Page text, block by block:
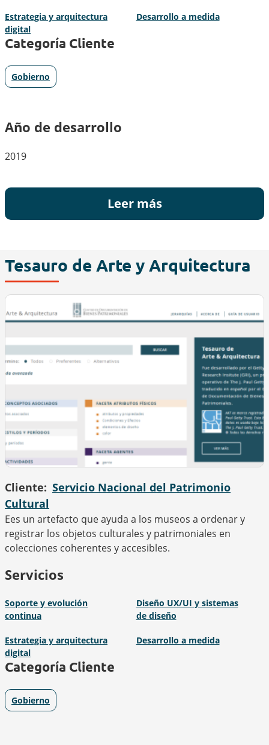
Estrategia y arquitectura
digital
Desarrollo a medida
Categoría Cliente
Gobierno
Año de desarrollo
2019
Leer más
Tesauro de Arte y Arquitectura
Cliente
Servicio Nacional del Patrimonio
Cultural
Ees un artefacto que ayuda a los museos a ordenar y
registrar los objetos culturales y patrimoniales en
colecciones coherentes y accesibles.
Servicios
Soporte y evolución
continua
Diseño UX/UI y sistemas
de diseño
Estrategia y arquitectura
digital
Desarrollo a medida
Categoría Cliente
Gobierno